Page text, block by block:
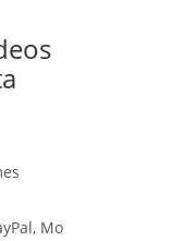
Mo